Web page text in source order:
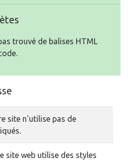
trouvé de balises HTML
site n'utilise pas de
site web utilise des styles